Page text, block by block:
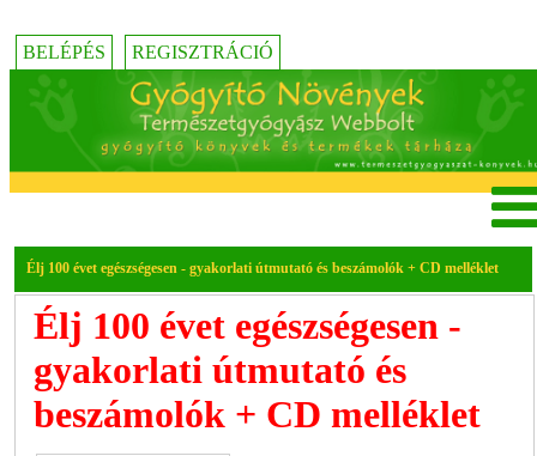
BELÉPÉS REGISZTRÁCIÓ
Élj 100 évet egészségesen - gyakorlati útmutató és beszámolók + CD melléklet
Élj 100 évet egészségesen -
gyakorlati útmutató és
beszámolók + CD melléklet